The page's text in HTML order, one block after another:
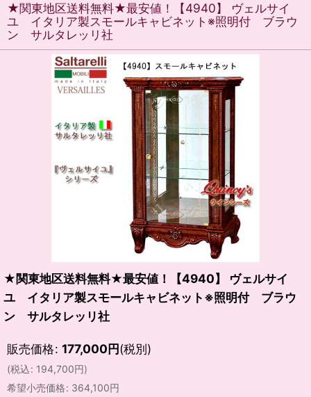
★関東地区送料無料★最安値！【4940】 ヴェルサイ
ユ イタリア製スモールキャビネット※照明付 ブラウ
ン サルタレッリ社
★関東地区送料無料★最安値！【4940】 ヴェルサイ
ユ イタリア製スモールキャビネット※照明付 ブラウ
ン サルタレッリ社
販売価格: 177,000円(税別)
(税込: 194,700円)
希望小売価格: 364,100円